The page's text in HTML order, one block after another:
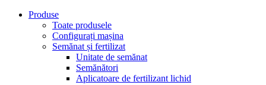
Produse
Toate produsele
Configurați mașina
Semănat și fertilizat
Unitate de semănat
Semănători
Aplicatoare de fertilizant lichid